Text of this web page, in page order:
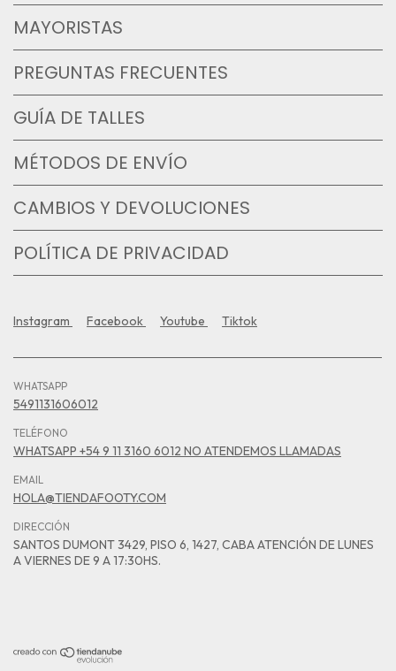
MAYORISTAS
PREGUNTAS FRECUENTES
GUÍA DE TALLES
MÉTODOS DE ENVÍO
CAMBIOS Y DEVOLUCIONES
POLÍTICA DE PRIVACIDAD
Instagram Facebook Youtube Tiktok
WHATSAPP
5491131606012
TELÉFONO
WHATSAPP +54 9 11 3160 6012 NO ATENDEMOS LLAMADAS
EMAIL
HOLA@TIENDAFOOTY.COM
DIRECCIÓN
SANTOS DUMONT 3429, PISO 6, 1427, CABA ATENCIÓN DE LUNES
A VIERNES DE 9 A 17:30HS.